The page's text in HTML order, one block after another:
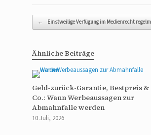
Beitragsnavigation
← Einstweilige Verfügung im Medienrecht
Ähnliche Beiträge
Geld-zurück-Garantie, Bestpreis &
Co.: Wann Werbeaussagen zur
Abmahnfalle werden
10 Juli, 2026